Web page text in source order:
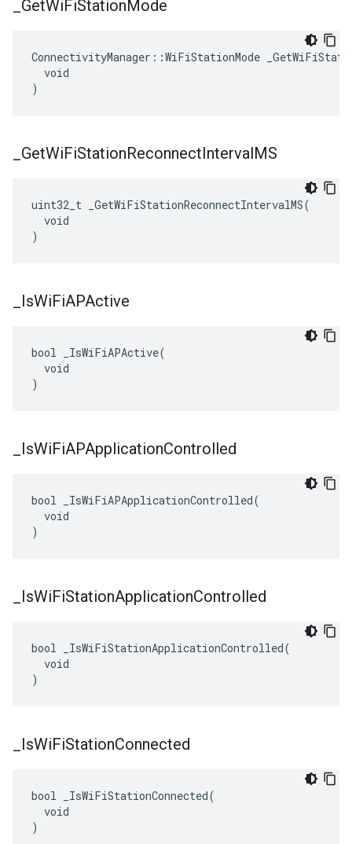
GetWiFiStationMode
ConnectivityManager::WiFiStationMode
  void
)
GetWiFiStationReconnectIntervalMS
uint32_t _GetWiFiStationReconnectIntervalMS(
  void
)
IsWiFiAPActive
bool _IsWiFiAPActive(
  void
)
IsWiFiAPApplicationControlled
bool _IsWiFiAPApplicationControlled(
  void
)
IsWiFiStationApplicationControlled
bool _IsWiFiStationApplicationControlled(
  void
)
IsWiFiStationConnected
bool _IsWiFiStationConnected(
  void
)